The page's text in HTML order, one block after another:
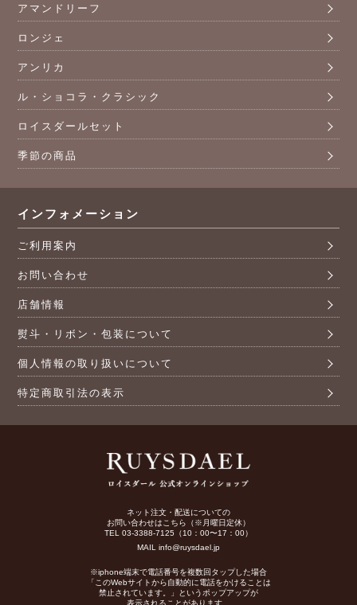
アマンドリーフ
ロンジェ
アンリカ
ル・ショコラ・クラシック
ロイスダールセット
季節の商品
インフォメーション
ご利用案内
お問い合わせ
店舗情報
熨斗・リボン・包装について
個人情報の取り扱いについて
特定商取引法の表示
ネット注文・配送についての
お問い合わせはこちら（※月曜日定休）
TEL 03-3388-7125（10：00〜17：00）
MAIL info@ruysdael.jp
※iphone端末で電話番号を複数回タップした場合
「このWebサイトから自動的に電話をかけることは
禁止されています。」というポップアップが
表示されることがあります。